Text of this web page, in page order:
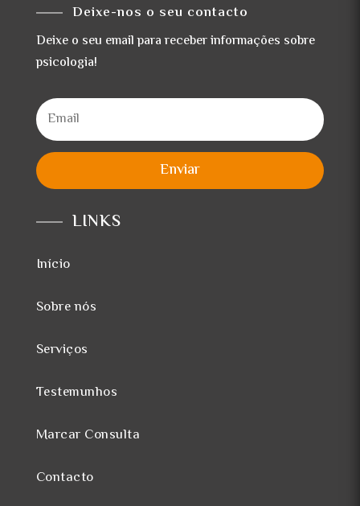
Deixe-nos o seu contacto
Deixe o seu email para receber informações sobre
psicologia!
Enviar
LINKS
Início
Sobre nós
Serviços
Testemunhos
Marcar Consulta
Contacto